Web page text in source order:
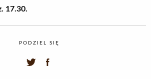
17.30.
PODZIEL SIĘ